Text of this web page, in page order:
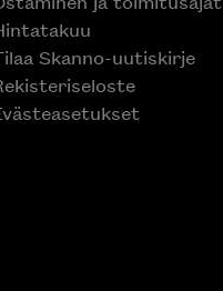
Skanno-uutiskirje